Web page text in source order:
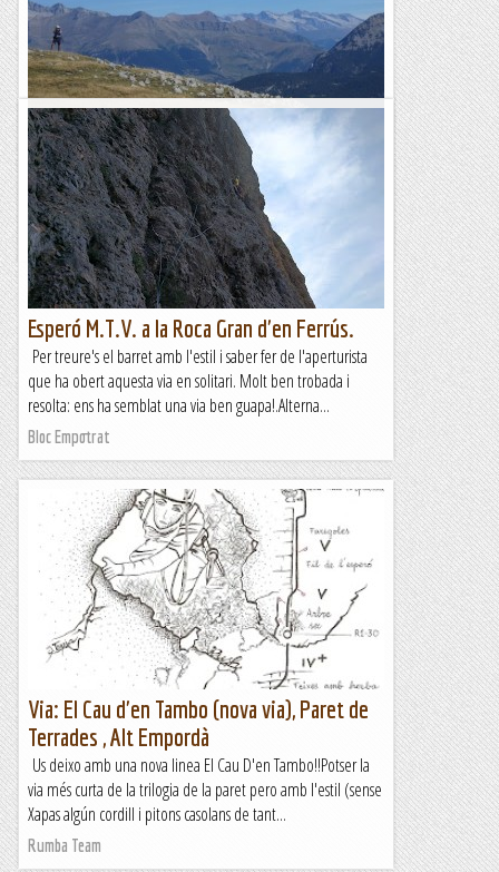
MASSÍS DEL COTIELLA: PUNTA LIERGA O
LLERGA ( 2269 m)
Vista al Massís de les...
AVUI, SEMPRE. Dècades de muntanya
Esperó M.T.V. a la Roca Gran d'en Ferrús.
Per treure's el barret amb l'estil i saber fer de l'aperturista
que ha obert aquesta via en solitari. Molt ben trobada i
resolta: ens ha semblat una via ben guapa!.Alterna...
Bloc Empotrat
Via: El Cau d'en Tambo (nova via), Paret de
Terrades , Alt Empordà
Us deixo amb una nova linea El Cau D'en Tambo!!Potser la
via més curta de la trilogia de la paret pero amb l'estil (sense
Xapas algún cordill i pitons casolans de tant...
Rumba Team